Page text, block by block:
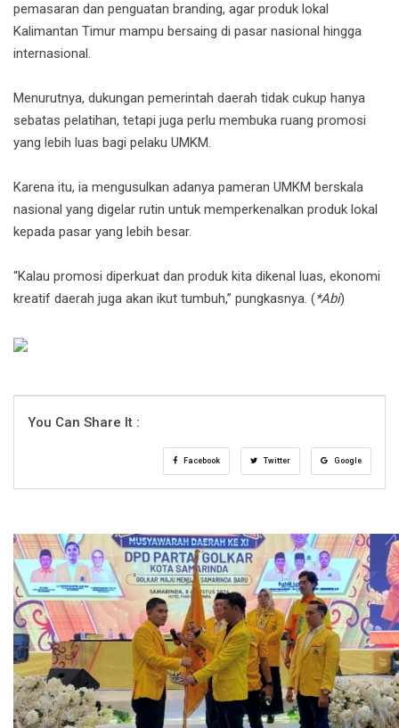
pemasaran dan penguatan branding, agar produk lokal
Kalimantan Timur mampu bersaing di pasar nasional hingga
internasional.
Menurutnya, dukungan pemerintah daerah tidak cukup hanya
sebatas pelatihan, tetapi juga perlu membuka ruang promosi
yang lebih luas bagi pelaku UMKM.
Karena itu, ia mengusulkan adanya pameran UMKM berskala
nasional yang digelar rutin untuk memperkenalkan produk lokal
kepada pasar yang lebih besar.
“Kalau promosi diperkuat dan produk kita dikenal luas, ekonomi
kreatif daerah juga akan ikut tumbuh,” pungkasnya. (*Abi)
You Can Share It :
Facebook Twitter Google